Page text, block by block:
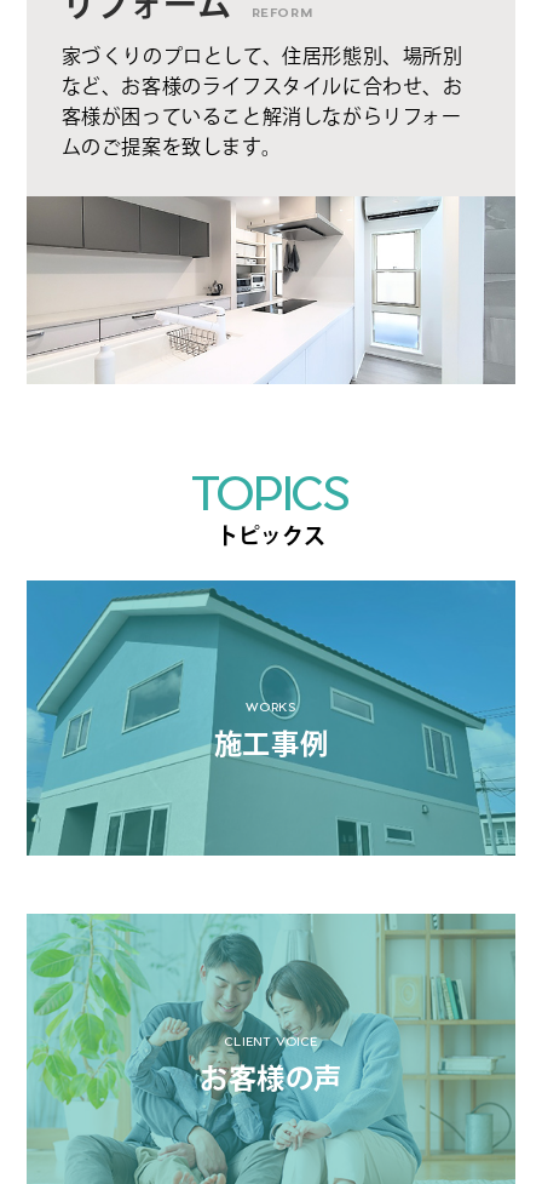
REFORM
家づくりのプロとして、住居形態別、場所別
など、お客様のライフスタイルに合わせ、お
客様が困っていること解消しながらリフォー
ムのご提案を致します。
TOPICS
トピックス
WORKS
施工事例
CLIENT VOICE
お客様の声